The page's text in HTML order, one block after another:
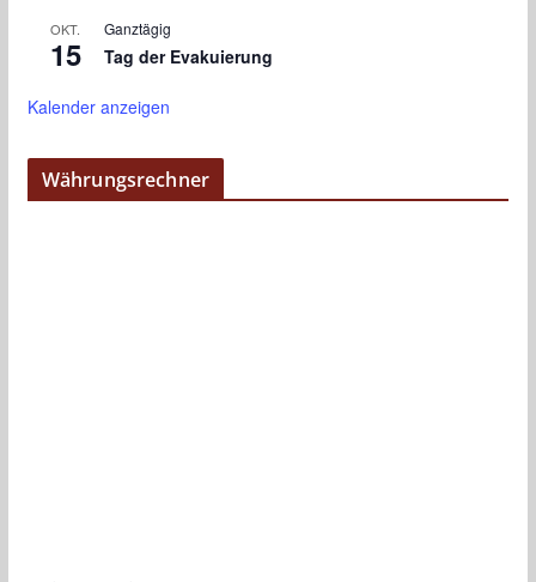
OKT.
15
Ganztägig
Tag der Evakuierung
Kalender anzeigen
Währungsrechner